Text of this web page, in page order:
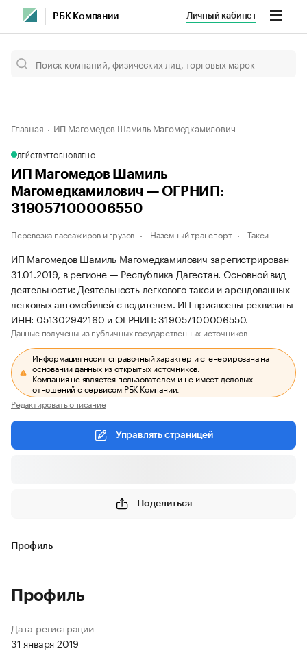
РБК Компании Личный кабинет
Главная ИП Магомедов Шамиль Магомедкамилович
ДЕЙСТВУЕТОБНОВЛЕНО
ИП Магомедов Шамиль
Магомедкамилович — ОГРНИП:
319057100006550
Перевозка пассажиров и грузов Наземный транспорт Такси
ИП Магомедов Шамиль Магомедкамилович зарегистрирован
31.01.2019, в регионе — Республика Дагестан. Основной вид
деятельности: Деятельность легкового такси и арендованных
легковых автомобилей с водителем. ИП присвоены реквизиты
ИНН: 051302942160 и ОГРНИП: 319057100006550.
Данные получены из публичных государственных источников.
Информация носит справочный характер и сгенерирована на
основании данных из открытых источников.
Компания не является пользователем и не имеет деловых
отношений с сервисом РБК Компании.
Редактировать описание
Управлять страницей
Поделиться
Профиль
Профиль
Дата регистрации
31 января 2019